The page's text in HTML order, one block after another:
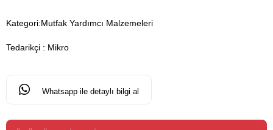
Kategori:Mutfak Yardımcı Malzemeleri
Tedarikçi : Mikro
Whatsapp ile detaylı bilgi al